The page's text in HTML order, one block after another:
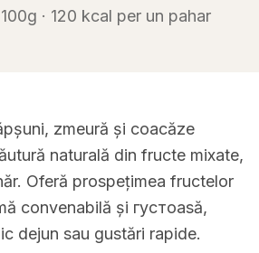
· 120 kcal per un pahar
zmeură și coacăze
naturală din fructe mixate,
Oferă prospețimea fructelor
convenabilă și густoasă,
dejun sau gustări rapide.